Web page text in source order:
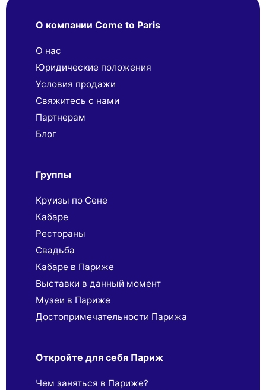
О компании Come to Paris
О нас
Юридические положения
Условия продажи
Свяжитесь с нами
Партнерaм
Блог
Группы
Круизы по Сене
Кабаре
Рестораны
Свадьба
Кабаре в Париже
Выставки в данный момент
Музеи в Париже
Достопримечательности Парижа
Откройте для себя Париж
Чем заняться в Париже?